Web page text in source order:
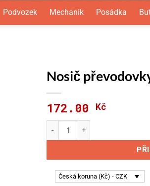
Podvozek Mechanik Posádka
Nosič
172.00 Kč
Nosič převodovky Citroënu
Česká koruna (Kč) - CZK